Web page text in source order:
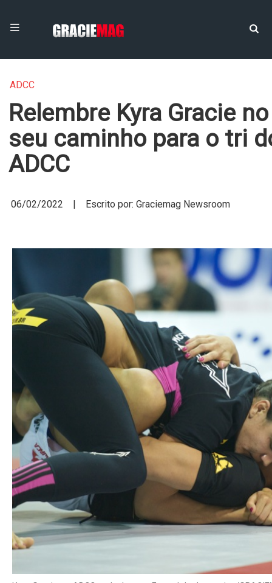
ADCC
Relembre Kyra Gracie no
seu caminho para o tri
ADCC
06/02/2022 | Escrito por: Graciemag Newsroom